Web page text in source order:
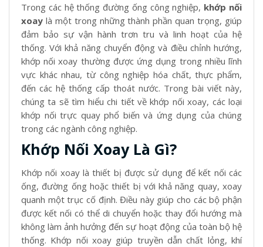
Trong các hệ thống đường ống công nghiệp, khớp nối
xoay là một trong những thành phần quan trọng, giúp
đảm bảo sự vận hành trơn tru và linh hoạt của hệ
thống. Với khả năng chuyển động và điều chỉnh hướng,
khớp nối xoay thường được ứng dụng trong nhiều lĩnh
vực khác nhau, từ công nghiệp hóa chất, thực phẩm,
đến các hệ thống cấp thoát nước. Trong bài viết này,
chúng ta sẽ tìm hiểu chi tiết vềkhớp nối xoay, các loại
khớp nối trực quay phổ biến và ứng dụng của chúng
trong các ngành công nghiệp.
Khớp Nối Xoay Là Gì?
Khớp nối xoay là thiết bị được sử dụng để kết nối các
ống, đường ống hoặc thiết bị với khả năng quay, xoay
quanh một trục cố định. Điều này giúp cho các bộ phận
được kết nối có thể di chuyển hoặc thay đổi hướng mà
không làm ảnh hưởng đến sự hoạt động của toàn bộ hệ
thống. Khớp nối xoay giúp truyền dẫn chất lỏng, khí